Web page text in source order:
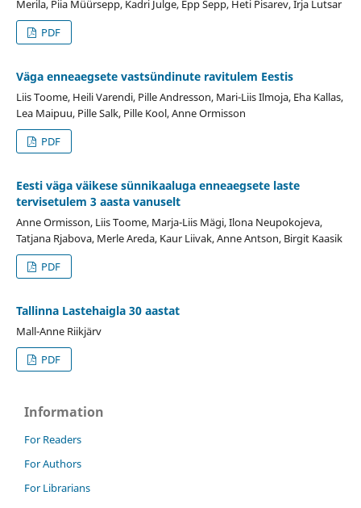
Merila, Piia Müürsepp, Kadri Julge, Epp Sepp, Heti Pisarev, Irja Lutsar
PDF
Väga enneaegsete vastsündinute ravitulem Eestis
Liis Toome, Heili Varendi, Pille Andresson, Mari-Liis Ilmoja, Eha Kallas,
Lea Maipuu, Pille Salk, Pille Kool, Anne Ormisson
PDF
Eesti väga väikese sünnikaaluga enneaegsete laste
tervisetulem 3 aasta vanuselt
Anne Ormisson, Liis Toome, Marja-Liis Mägi, Ilona Neupokojeva,
Tatjana Rjabova, Merle Areda, Kaur Liivak, Anne Antson, Birgit Kaasik
PDF
Tallinna Lastehaigla 30 aastat
Mall-Anne Riikjärv
PDF
Information
For Readers
For Authors
For Librarians